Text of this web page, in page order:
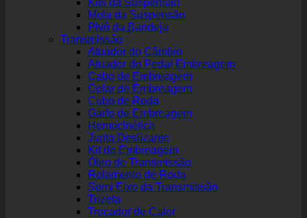
Kits da Suspensão
Mola da Suspensão
Pivô da Bandeja
Transmissão
Atuador do Câmbio
Atuador do Pedal Embreagem
Cabo de Embreagem
Colar de Embreagem
Cubo de Roda
Garfo de Embreagem
Homocinética
Junta Deslizante
Kit de Embreagem
Óleo de Transmissão
Rolamento de Roda
Semi Eixo da Transmissão
Trizeta
Trocador de Calor